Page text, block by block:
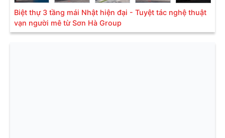
Biệt thự 3 tầng mái Nhật hiện đại - Tuyệt tác nghệ thuật
vạn người mê từ Sơn Hà Group